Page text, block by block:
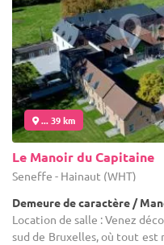
... 39 km
Le Manoir du Capitaine
Seneffe - Hainaut (WHT)
Demeure de caractère /
Location de salle : Venez
sud de Bruxelles, où tout est